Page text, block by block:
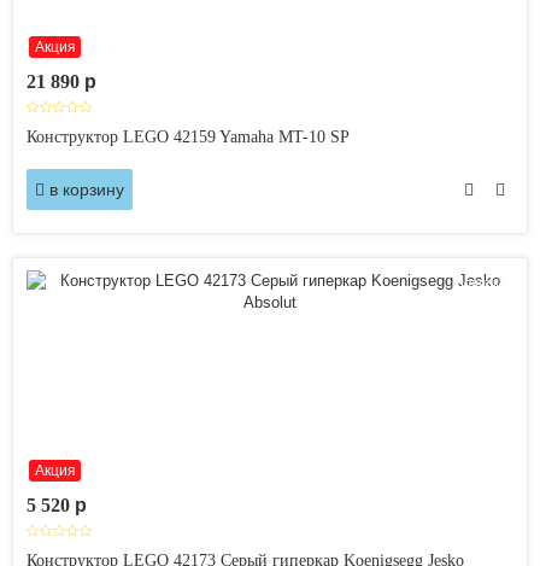
Акция
21 890 p
Конструктор LEGO 42159 Yamaha MT-10 SP
в корзину
Акция
Новинка
5 520 p
Конструктор LEGO 42173 Серый гиперкар Koenigsegg Jesko